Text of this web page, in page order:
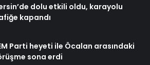
dolu etkili oldu, karayolu
kapandı
Parti heyeti ile Öcalan arasındaki
sona erdi